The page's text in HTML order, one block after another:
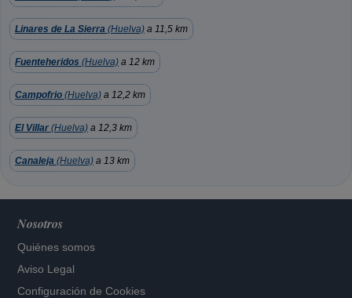
Linares de La Sierra (Huelva) a 11,5 km
Fuenteheridos (Huelva) a 12 km
Campofrio (Huelva) a 12,2 km
El Villar (Huelva) a 12,3 km
Canaleja (Huelva) a 13 km
Nosotros
Quiénes somos
Aviso Legal
Configuración de Cookies